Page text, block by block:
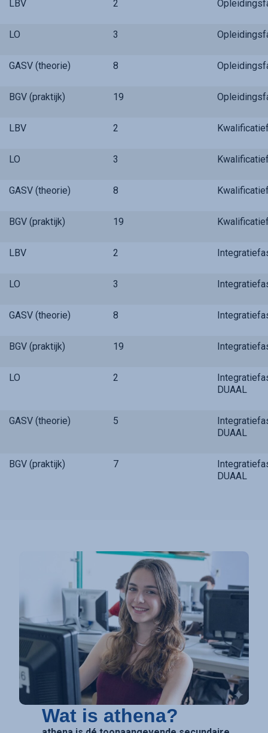
LBV 2
LO 3
GASV (theorie) 8
BGV (praktijk) 19
LBV 2
LO 3
GASV (theorie) 8
BGV (praktijk) 19
LBV 2
LO 3
GASV (theorie) 8
BGV (praktijk) 19
LO 2
DUAAL
GASV (theorie) 5
DUAAL
BGV (praktijk) 7
DUAAL
Wat is athena?